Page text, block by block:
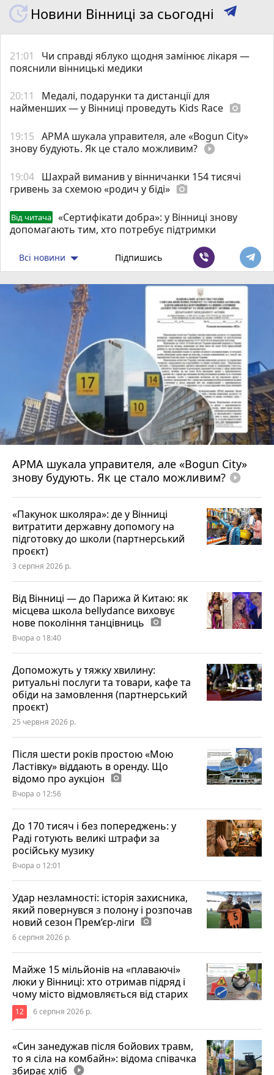
Новини Вінниці за сьогодні
21:01
Чи справді яблуко щодня замінює лікаря —
пояснили вінницькі медики
20:11
Медалі, подарунки та дистанції для
найменших — у Вінниці проведуть Kids Race photo_camera
19:15 АРМА шукала управителя, але «Bogun City»
знову будують. Як це стало можливим? play_circle_filled
19:04 Шахрай виманив у вінничанки 154 тисячі
гривень за схемою «родич у біді» photo_camera
Від читача
«Сертифікати добра»: у Вінниці знову
допомагають тим, хто потребує підтримки
Всі новини Підпишись
АРМА шукала управителя, але «Bogun City»
знову будують. Як це стало можливим? play_circle_filled
«Пакунок школяра»: де у Вінниці
витратити державну допомогу на
підготовку до школи (партнерський
проєкт)
3 серпня 2026 р.
Від Вінниці — до Парижа й Китаю: як
місцева школа bellydance виховує
нове покоління танцівниць photo_camera
Вчора о 18:40
Допоможуть у тяжку хвилину:
ритуальні послуги та товари, кафе та
обіди на замовлення (партнерський
проєкт)
25 червня 2026 р.
Після шести років простою «Мою
Ластівку» віддають в оренду. Що
відомо про аукціон photo_camera
Вчора о 12:56
До 170 тисяч і без попереджень: у
Раді готують великі штрафи за
російську музику
Вчора о 12:01
Удар незламності: історія захисника,
який повернувся з полону і розпочав
новий сезон Прем’єр-ліги photo_camera
6 серпня 2026 р.
Майже 15 мільйонів на «плаваючі»
люки у Вінниці: хто отримав підряд і
чому місто відмовляється від старих
12 6 серпня 2026 р.
«Син занедужав після бойових травм,
то я сіла на комбайн»: відома співачка
збирає хліб play_circle_filled